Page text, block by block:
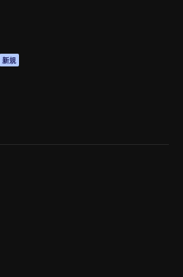
新規